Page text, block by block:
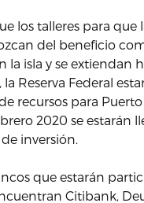
los talleres para que
del beneficio
la isla y se extiendan
Reserva Federal
recursos para
2020 se estarán
inversión.
que estarán
Citibank,